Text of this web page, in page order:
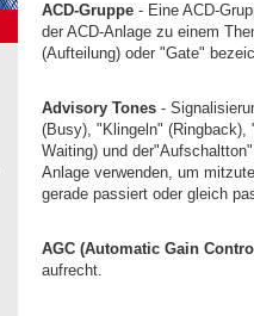
ACD-Gruppe - Eine ACD-
der ACD-Anlage zu einem
(Aufteilung) oder "Gate"
Advisory Tones -
(Busy), "Klingeln"
Waiting) und
Anlage verwenden, um
gerade passiert oder gleich
AGC (Automatic Gain
aufrecht.